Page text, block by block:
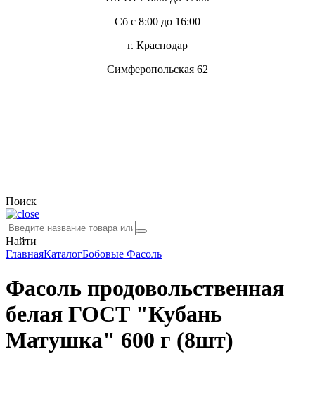
Сб с 8:00 до 16:00
г. Краснодар
Симферопольская 62
Поиск
Найти
ГлавнаяКаталогБобовые Фасоль
Фасоль продовольственная
белая ГОСТ "Кубань
Матушка" 600 г (8шт)